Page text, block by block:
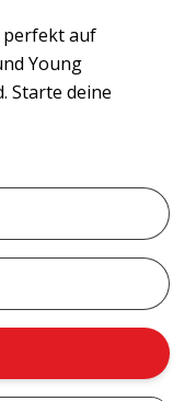
perfekt auf
Young
Starte deine